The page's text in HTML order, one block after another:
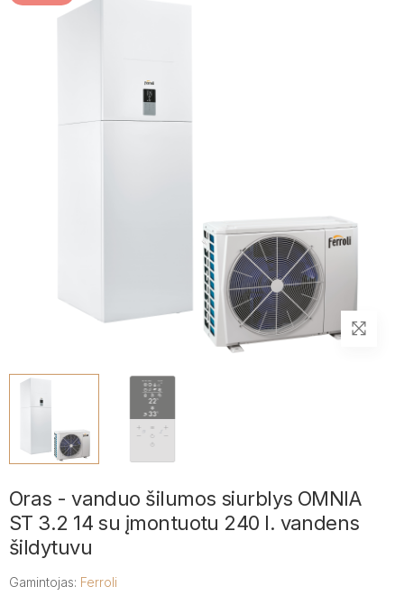
Oras - vanduo šilumos siurblys OMNIA
ST 3.2 14 su įmontuotu 240 l. vandens
šildytuvu
Gamintojas: Ferroli